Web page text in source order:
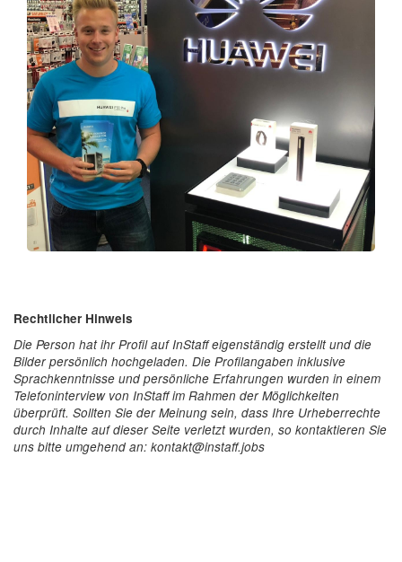
Rechtlicher Hinweis
Die Person hat ihr Profil auf InStaff eigenständig erstellt und die
Bilder persönlich hochgeladen. Die Profilangaben inklusive
Sprachkenntnisse und persönliche Erfahrungen wurden in einem
Telefoninterview von InStaff im Rahmen der Möglichkeiten
überprüft. Sollten Sie der Meinung sein, dass Ihre Urheberrechte
durch Inhalte auf dieser Seite verletzt wurden, so kontaktieren Sie
uns bitte umgehend an: kontakt@instaff.jobs